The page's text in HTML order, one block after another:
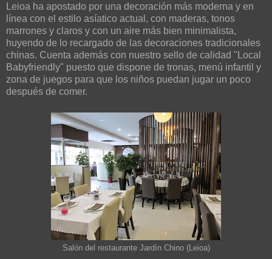
Leioa ha apostado por una decoración más moderna y en
línea con el estilo asíatico actual, con maderas, tonos
marrones y claros y con un aire más bien minimalista,
huyendo de lo recargado de las decoraciones tradicionales
chinas. Cuenta además con nuestro sello de calidad "Local
Babyfriendly" puesto que dispone de tronas, menú infantil y
zona de juegos para que los niños puedan jugar un poco
después de comer.
Salón del restaurante Jardín Chino (Leioa)